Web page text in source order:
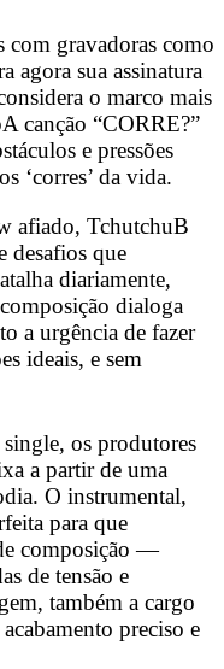
com gravadoras como
agora sua assinatura
o marco mais
canção “CORRE?”
e pressões
‘corres’ da vida.
afiado, TchutchuB
desafios que
diariamente,
dialoga
a urgência de fazer
ideais, e sem
os produtores
a partir de uma
O instrumental,
para que
composição —
de tensão e
também a cargo
preciso e